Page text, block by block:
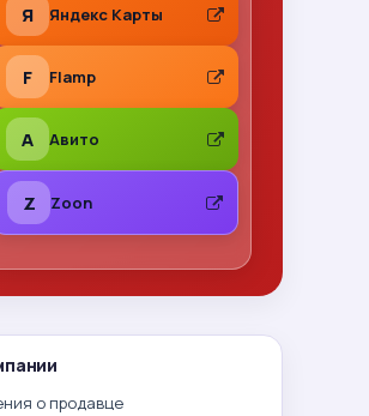
Сделка состоялась · Call of Duty 2: Big Red
One PS2 (sles-53415) (Англ
Все отлично. Фото перед отправкой, хорошо
упаковано. Рекомендую
Я Яндекс Карты
F Flamp
A Авито
Z Zoon
о продавце